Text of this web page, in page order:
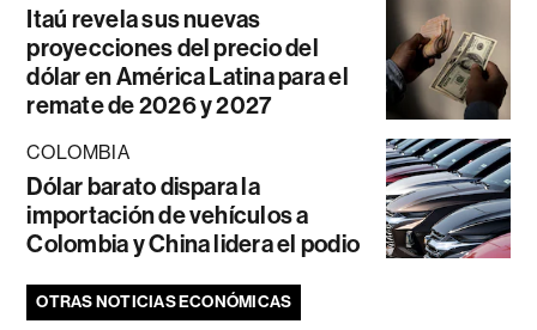
Itaú revela sus nuevas
proyecciones del precio del
dólar en América Latina para el
remate de 2026 y 2027
COLOMBIA
Dólar barato dispara la
importación de vehículos a
Colombia y China lidera el podio
OTRAS NOTICIAS ECONÓMICAS